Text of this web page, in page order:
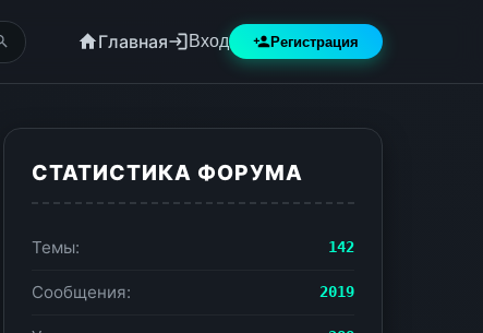
Главная Вход Регистрация
СТАТИСТИКА ФОРУМА
Темы: 142
Сообщения: 2019